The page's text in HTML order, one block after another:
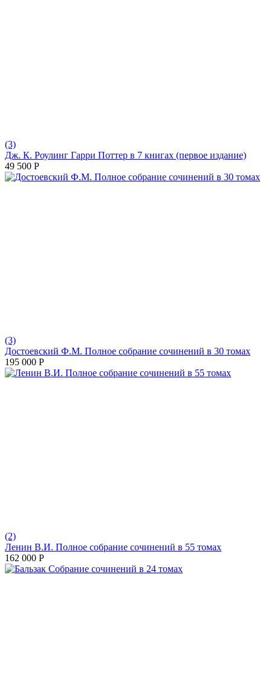
(3)
Дж. К. Роулинг Гарри Поттер в 7 книгах (первое издание)
49 500 Р
(3)
Достоевский Ф.М. Полное собрание сочинений в 30 томах
195 000 Р
(2)
Ленин В.И. Полное собрание сочинений в 55 томах
162 000 Р